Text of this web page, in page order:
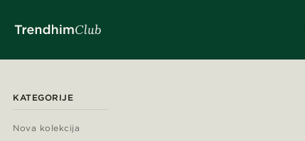
KATEGORIJE
Nova kolekcija